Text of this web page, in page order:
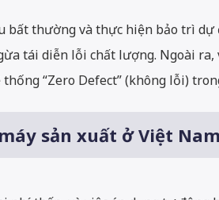
bất thường và thực hiện bảo trì
tái diễn lỗi chất lượng. Ngoài
“Zero Defect” (không lỗi)
sản xuất ở Việt Nam